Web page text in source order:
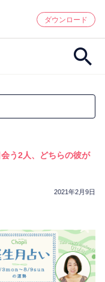
結婚
ダウンロード
会う2人、どちらの彼が
2021年2月9日